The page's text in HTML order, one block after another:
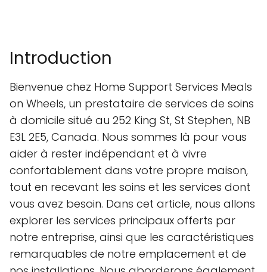
Introduction
Bienvenue chez Home Support Services Meals
on Wheels, un prestataire de services de soins
à domicile situé au 252 King St, St Stephen, NB
E3L 2E5, Canada. Nous sommes là pour vous
aider à rester indépendant et à vivre
confortablement dans votre propre maison,
tout en recevant les soins et les services dont
vous avez besoin. Dans cet article, nous allons
explorer les services principaux offerts par
notre entreprise, ainsi que les caractéristiques
remarquables de notre emplacement et de